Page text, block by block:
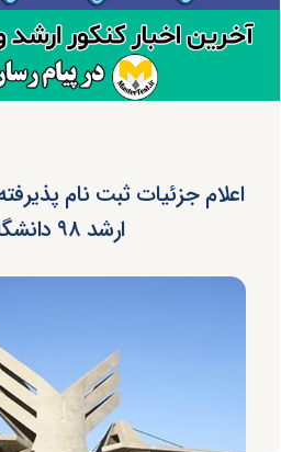
اعلام جزئیات ثبت نام
ارشد ۹۸ دانشگاه آزاد